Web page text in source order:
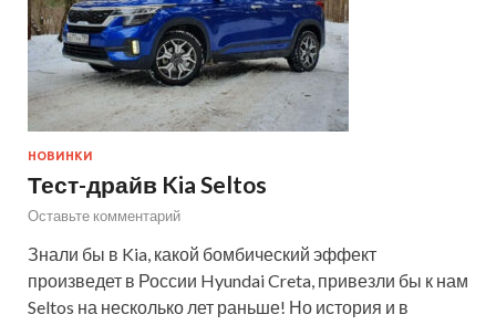
НОВИНКИ
Тест-драйв Kia Seltos
Оставьте комментарий
Знали бы в Kia, какой бомбический эффект
произведет в России Hyundai Creta, привезли бы к нам
Seltos на несколько лет раньше! Но история и в